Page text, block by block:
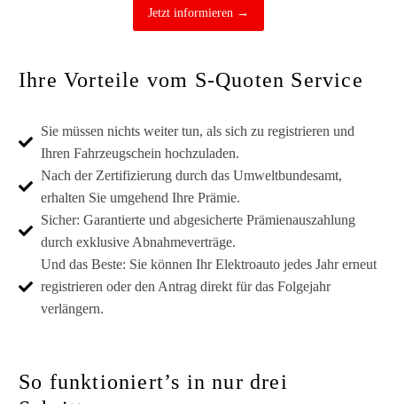
Jetzt informieren →
Ihre Vorteile vom S-Quoten Service
Sie müssen nichts weiter tun, als sich zu registrieren und
Ihren Fahrzeugschein hochzuladen.
Nach der Zertifizierung durch das Umweltbundesamt,
erhalten Sie umgehend Ihre Prämie.
Sicher: Garantierte und abgesicherte Prämienauszahlung
durch exklusive Abnahmeverträge.
Und das Beste: Sie können Ihr Elektroauto jedes Jahr erneut
registrieren oder den Antrag direkt für das Folgejahr
verlängern.
So funktioniert’s in nur drei